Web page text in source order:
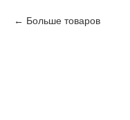
Больше товаров